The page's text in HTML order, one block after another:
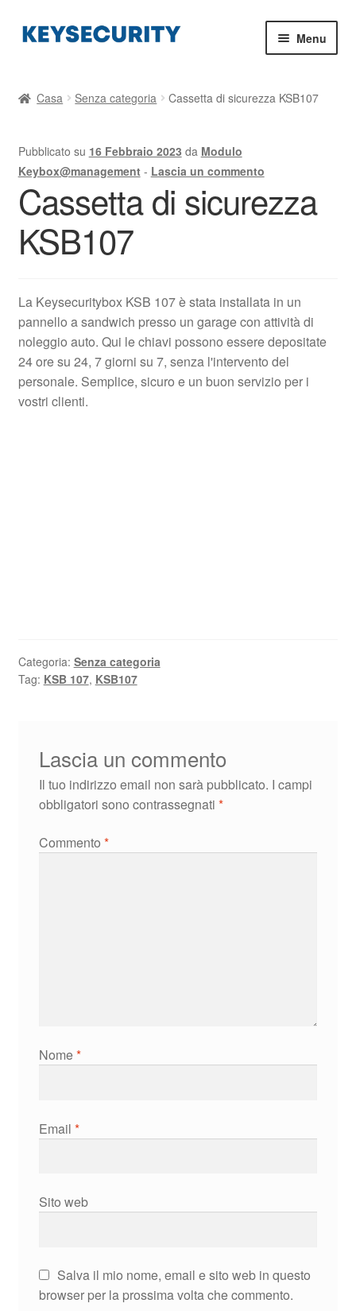
Vai
Vai
Menu
Blog
Montaggio e installazione della cassaforte
Contatto
Casa Senza categoria Cassetta di sicurezza KSB107
Pubblicato su 16 Febbraio 2023 da Modulo
Keybox@management - Lascia un commento
Cassetta di sicurezza
KSB107
La Keysecuritybox KSB 107 è stata installata in un
pannello a sandwich presso un garage con attività di
noleggio auto. Qui le chiavi possono essere depositate
24 ore su 24, 7 giorni su 7, senza l'intervento del
personale. Semplice, sicuro e un buon servizio per i
vostri clienti.
Categoria: Senza categoria
Tag: KSB 107, KSB107
Lascia un commento
Il tuo indirizzo email non sarà pubblicato. I campi
obbligatori sono contrassegnati *
Commento *
Nome*
Email *
Sito web
Salva il mio nome, email e sito web in questo
browser per la prossima volta che commento.